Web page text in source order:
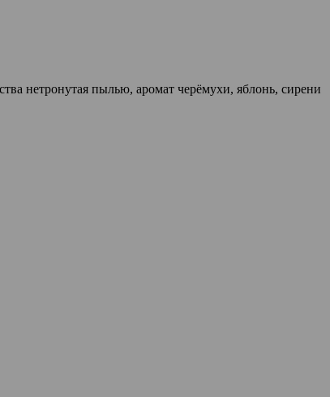
нетронутая пылью, аромат черёмухи, яблонь, сирени